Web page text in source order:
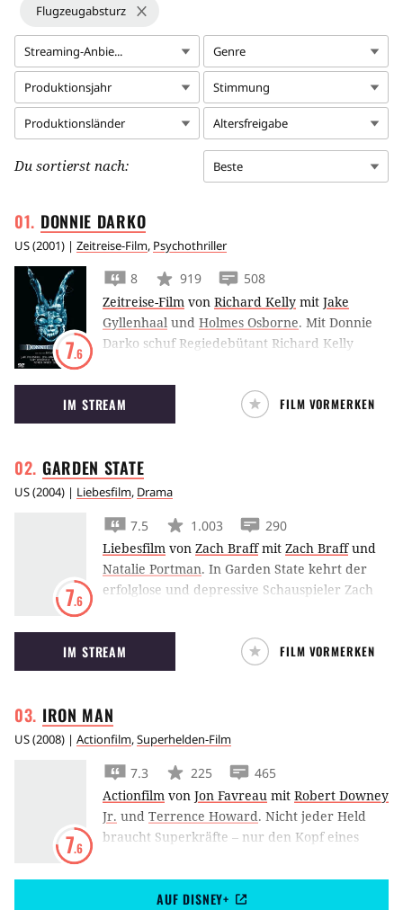
Flugzeugabsturz
Streaming-Anbie... Genre
Produktionsjahr Stimmung
Produktionsländer Altersfreigabe
Du sortierst nach: Beste
DONNIE DARKO
US(2001) | Zeitreise-Film, Psychothriller
7.6
8 919
508
Zeitreise-Film von Richard Kelly mit Jake
Gyllenhaal und Holmes Osborne. Mit Donnie
Darko schuf Regiedebütant Richard Kelly
Mysterythrillers. Jake Gyllenhaal überzeugt als
Teenager, dem ein humanoider Hase
erscheint und der den Weltuntergang
IM STREAM FILM VORMERKEN
GARDEN STATE
US(2004) | Liebesfilm, Drama
7.6
7.5 1.003
290
Liebesfilm von Zach Braffmit Zach Braffund
Natalie Portman. In Garden State kehrt der
erfolglose und depressive Schauspieler Zach
Mutter zu beerdigen. Erst als er auf Natalie
Portman trifft, schöpft er neuen Lebensmut.
IM STREAM FILM VORMERKEN
IRON MAN
US(2008) | Actionfilm,Superhelden-Film
7.6
7.3 225
465
Actionfilm von Jon Favreau mit Robert Downey
Jr. und Terrence Howard. Nicht jeder Held
braucht Superkräfte – nur den Kopf eines
Multimilliardärs. Robert Downey Jr. gibt den
Iron Manalias Tony Stark im ersten Teil der
AUF DISNEY+